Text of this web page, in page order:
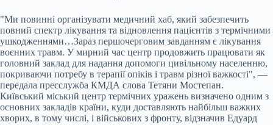
"Ми повинні організувати медичний хаб, який забезпечить
повний спектр лікування та відновлення пацієнтів з термічними
ушкодженнями…Зараз першочерговим завданням є лікування
воєнних травм. У мирний час центр продовжить працювати як
головний заклад для надання допомоги цивільному населенню,
покриваючи потребу в терапії опіків і травм різної важкості", —
передала пресслужба КМДА слова Тетяни Мостепан.
Київський міський центр термічних уражень визначено одним з
основних закладів країни, куди доставляють найбільш важких
хворих, в тому числі, і військових з фронту, відзначив Едуард